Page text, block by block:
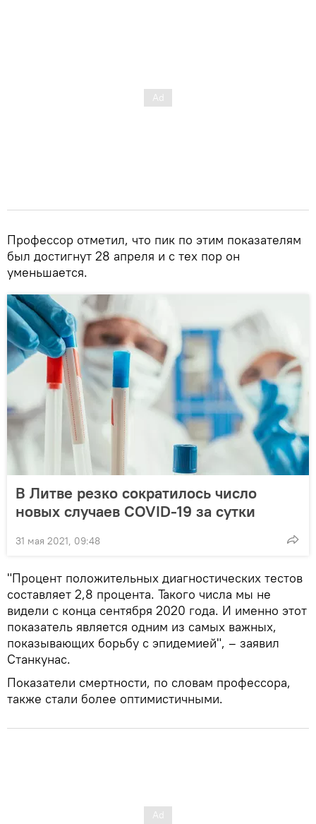
Профессор отметил, что пик по этим показателям
был достигнут 28 апреля и с тех пор он
уменьшается.
В Литве резко сократилось число
новых случаев COVID-19 за сутки
31 мая 2021, 09:48
"Процент положительных диагностических тестов
составляет 2,8 процента. Такого числа мы не
видели с конца сентября 2020 года. И именно этот
показатель является одним из самых важных,
показывающих борьбу с эпидемией", – заявил
Станкунас.
Показатели смертности, по словам профессора,
также стали более оптимистичными.